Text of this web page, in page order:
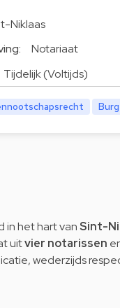
Niklaas
Notariaat
Tijdelijk (Voltijds)
in het hart vanSint-
uitvier notarissen
wederzijds